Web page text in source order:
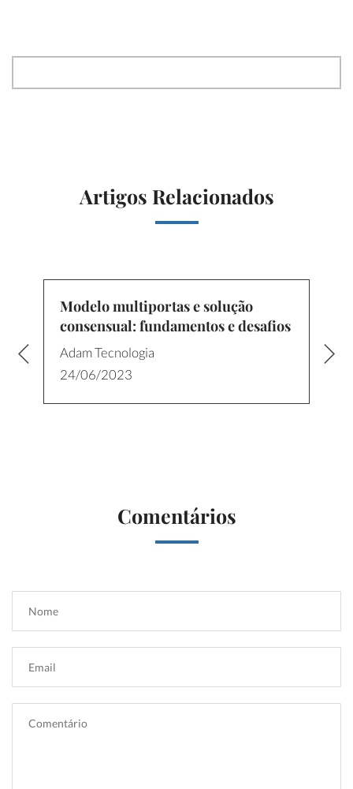
Artigos Relacionados
Modelo multiportas e solução
consensual: fundamentos e desafios
Adam Tecnologia
24/06/2023
Comentários